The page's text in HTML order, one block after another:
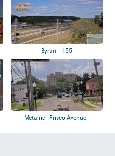
Byram - I-55
Metairie - Frisco Avenue -